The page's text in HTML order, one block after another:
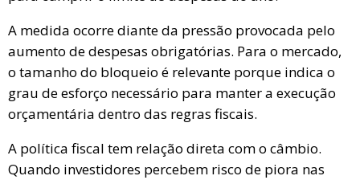
A medida ocorre diante da pressão provocada pelo
aumento de despesas obrigatórias. Para o mercado,
o tamanho do bloqueio é relevante porque indica o
grau de esforço necessário para manter a execução
orçamentária dentro das regras fiscais.
A política fiscal tem relação direta com o câmbio.
Quando investidores percebem risco de piora nas